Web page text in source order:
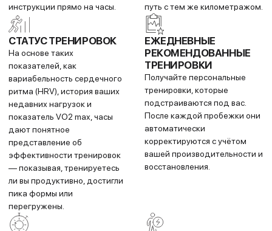
рекомендации по
упражнениям и питанию. С
помощью отслеживания
температуры кожи во сне вы
прогнозы менструаций и
оценки прошедшей
овуляции.
марафоне, если бы вы
пробежали их сегодня.
РЕЗУЛЬТАТА
Эта функция показывает,
время и темп на выбранной
дистанции, если вы
продолжите тренироваться
запланированного забега.